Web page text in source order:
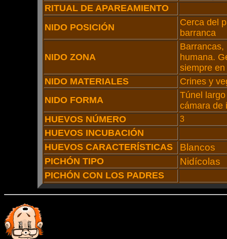
RITUAL DE APAREAMIENTO
NIDO POSICIÓN
Cerca del
barranca
NIDO ZONA
Barrancas,
humana.
siempre
NIDO MATERIALES
Crines y
NIDO FORMA
Túnel
cámara de
HUEVOS NÚMERO
3
HUEVOS INCUBACIÓN
HUEVOS CARACTERÍSTICAS
Blancos
PICHÓN TIPO Nidícolas
PICHÓN CON LOS PADRES